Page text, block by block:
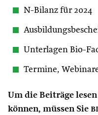
N-Bilanz für 2024
Unterlagen Bio-
Termine,
Um die Beiträge
können, müssen Sie